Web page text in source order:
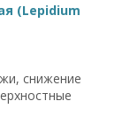
(Lepidium
снижение